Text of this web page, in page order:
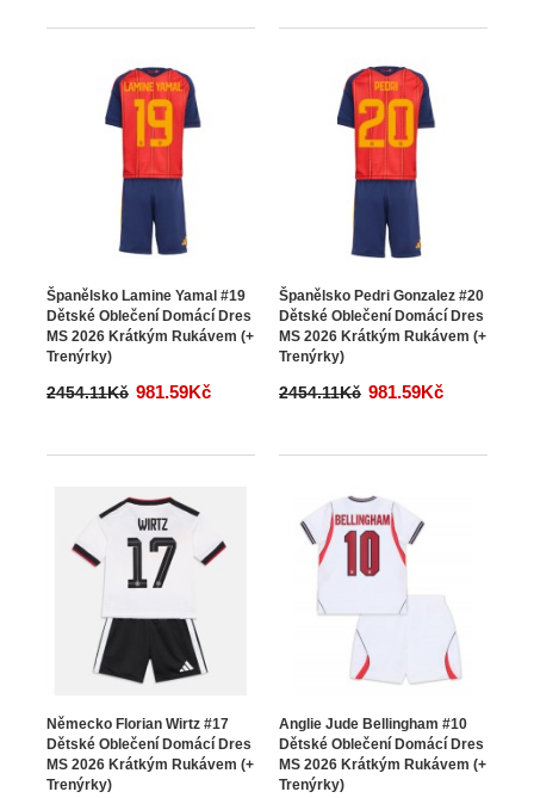
Španělsko Lamine Yamal #19
Dětské Oblečení Domácí Dres
MS 2026 Krátkým Rukávem (+
Trenýrky)
2454.11Kč 981.59Kč
Španělsko Pedri Gonzalez #20
Dětské Oblečení Domácí Dres
MS 2026 Krátkým Rukávem (+
Trenýrky)
2454.11Kč 981.59Kč
Německo Florian Wirtz #17
Dětské Oblečení Domácí Dres
MS 2026 Krátkým Rukávem (+
Trenýrky)
Anglie Jude Bellingham #10
Dětské Oblečení Domácí Dres
MS 2026 Krátkým Rukávem (+
Trenýrky)